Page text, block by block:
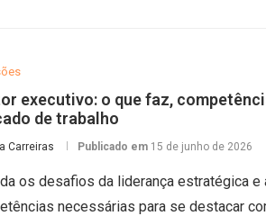
executivo: o que faz,
de trabalho
Carreiras Publicado em 15 de junho de 2026
os desafios da liderança estratégica e
necessárias para se destacar